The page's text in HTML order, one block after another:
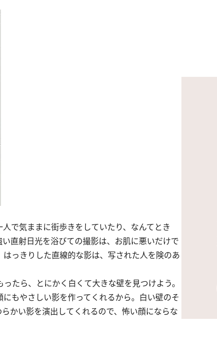
で気ままに街歩きをしていたり、なんてとき
直射日光を浴びての撮影は、お肌に悪いだけで
っきりした直線的な影は、写された人を険のあ
たら、とにかく白くて大きな壁を見つけよう。
もやさしい影を作ってくれるから。白い壁のそ
かい影を演出してくれるので、怖い顔にならな